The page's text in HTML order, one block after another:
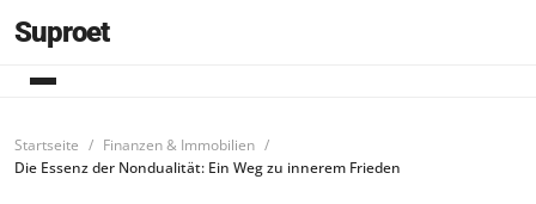
Suproet
Startseite
Finanzen & Immobilien
Die Essenz der Nondualität: Ein Weg zu innerem Frieden